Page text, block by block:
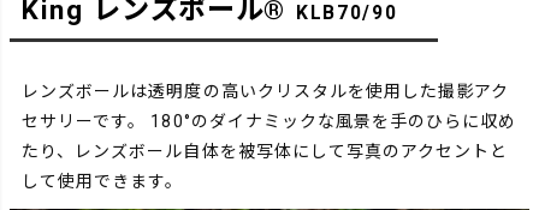
King レンズボール® KLB70/90
レンズボールは透明度の高いクリスタルを使用した撮影アク
セサリーです。
180°のダイナミックな風景を手のひらに収め
たり、
レンズボール自体を被写体にして写真のアクセントと
して使用できます。